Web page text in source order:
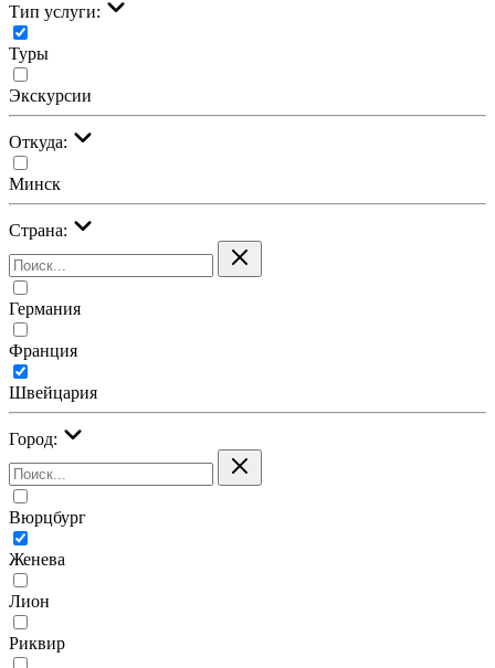
Тип услуги:
Туры
Экскурсии
Откуда:
Минск
Страна:
Германия
Франция
Швейцария
Город:
Вюрцбург
Женева
Лион
Риквир